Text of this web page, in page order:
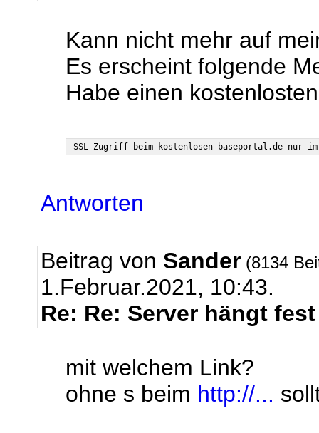
Kann nicht mehr auf
Es erscheint folgende
Habe einen
Antworten
Beitrag von Sander (8134
1.Februar.2021, 10:43.
Re: Re: Server hängt fest
mit welchem Link?
ohne s beim http://...